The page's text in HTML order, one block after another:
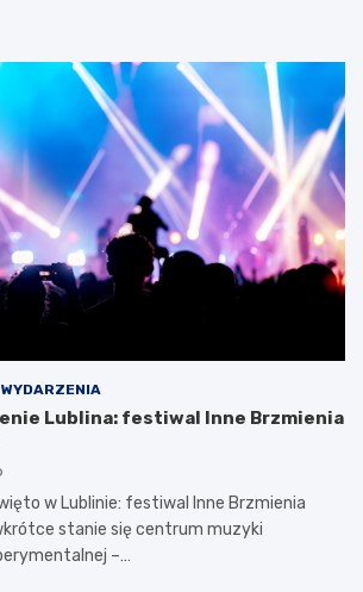
WYDARZENIA
Lublina: festiwal Inne Brzmienia
w Lublinie: festiwal Inne Brzmienia
stanie się centrum muzyki
–…